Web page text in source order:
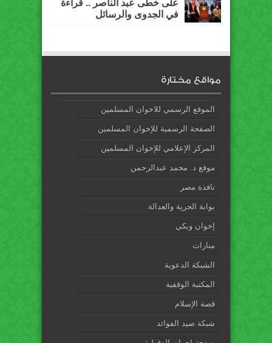
على خطى عبد الناصر .. قراءة
في الجدوى والرسائل
مواقع مختارة
الموقع الرسمي للاخوان المسلمين
الصفحة الرسمية للإخوان المسلمين
المركز الإعلامي للإخوان المسلمين
موقع د. محمد عبدالرحمن
نافذة مصر
بوابة الحرية والعدالة
إخوان ويكي
منارات
الشبكة الدعوية
المكتبة الوقفية
قصة الإسلام
شبكة صيد الفوائد